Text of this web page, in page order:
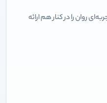
روان را در کنار هم ارائه